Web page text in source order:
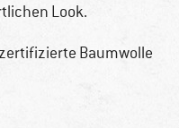
Look.
Baumwolle